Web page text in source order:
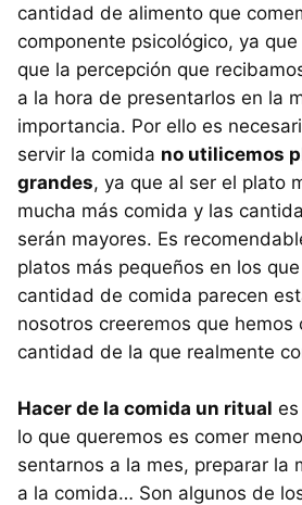
cantidad de alimento que
componente psicológico, ya
que la percepción que
a la hora de presentarlos en la
importancia. Por ello es
servir la comida no utilicemos
grandes, ya que al ser el plato
mucha más comida y las
serán mayores. Es
platos más pequeños en los
cantidad de comida parecen
nosotros creeremos que hemos
cantidad de la que realmente
Hacer de la comida un ritual
lo que queremos es comer
sentarnos a la mes, preparar la
a la comida… Son algunos de